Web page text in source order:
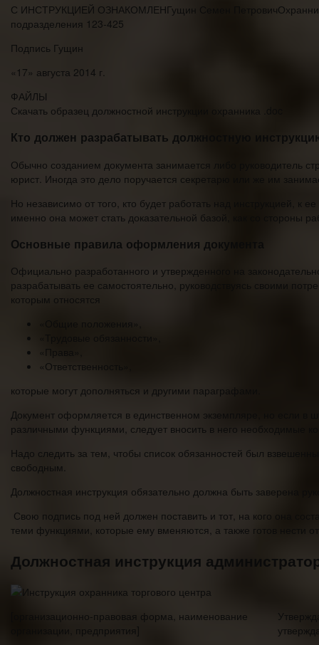
С ИНСТРУКЦИЕЙ ОЗНАКОМЛЕНГущин Семен
подразделения 123-425
Подпись Гущин
«17» августа 2014 г.
ФАЙЛЫ
Скачать образец должностной инструкции охранника .doc
Кто должен разрабатывать должностную
Обычно созданием документа занимается либо руководитель
юрист. Иногда это дело поручается секретарю или же им
Но независимо от того, кто будет работать над инструкцией, к
именно она может стать доказательной базой, как со стороны
Основные правила оформления документа
Официально разработанного и утвержденного на
разрабатывать ее самостоятельно, руководствуясь своими
которым относятся
«Общие положения»,
«Права»,
«Ответственность»,
которые могут дополняться и другими параграфами.
Документ оформляется в единственном экземпляре, но если в
различными функциями, следует вносить в него необходимые
Надо следить за тем, чтобы список обязанностей был
свободным.
Должностная инструкция обязательно должна быть заверена
Свою подпись под ней должен поставить и тот, на кого она
теми функциями, которые ему вменяются, а также готов нести
Должностная инструкция
[организационно-правовая форма, наименование
организации, предприятия]